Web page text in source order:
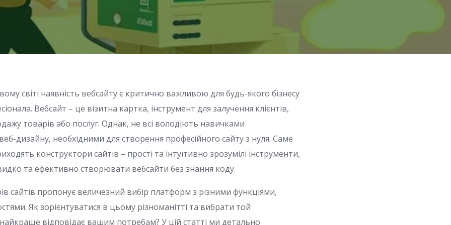
світі наявність вебсайту є критично важливою для будь-якого бізнесу
Вебсайт – це візитна картка, інструмент для залучення клієнтів,
товарів або послуг. Однак, не всі володіють навичками
дизайну, необхідними для створення професійного сайту з нуля. Саме
конструктори сайтів – прості та інтуїтивно зрозумілі інструменти,
та ефективно створювати вебсайти без знання коду.
сайтів пропонує величезний вибір платформ з різними функціями,
Як зорієнтуватися в цьому різноманітті та вибрати той
відповідає вашим потребам? У цій статті ми детально